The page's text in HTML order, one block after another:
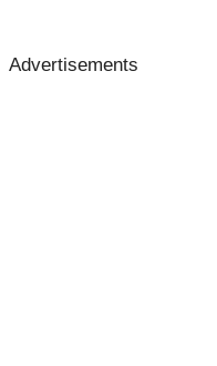
Advertisements